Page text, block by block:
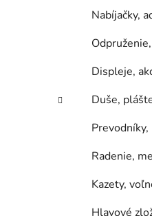
Nabíjačky,
Displeje,
Duše,
Radenie,
Kazety,
Hlavové